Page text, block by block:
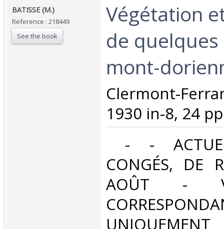
‎BATISSE (M.)‎
Reference : 218449
See the book
‎Végétation
de
mont-
‎Clermont-
1930 in-8, 24
- -
CONGÉS, DE
AOÛT -